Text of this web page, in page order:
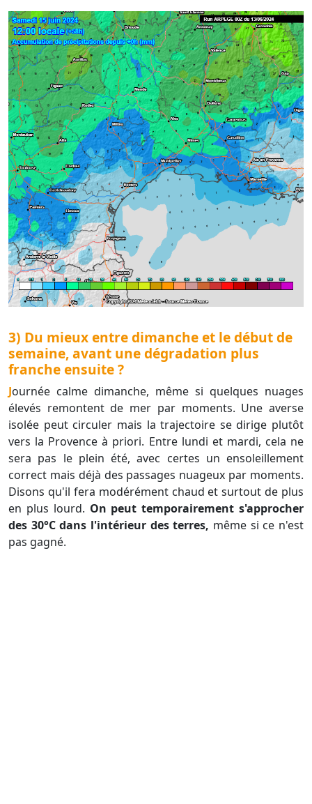
3) Du mieux entre dimanche et le début de
semaine, avant une dégradation plus
franche ensuite ?
Journée calme dimanche, même si quelques nuages
élevés remontent de mer par moments. Une averse
isolée peut circuler mais la trajectoire se dirige plutôt
vers la Provence à priori. Entre lundi et mardi, cela ne
sera pas le plein été, avec certes un ensoleillement
correct mais déjà des passages nuageux par moments.
Disons qu'il fera modérément chaud et surtout de plus
en plus lourd. On peut temporairement s'approcher
des 30°C dans l'intérieur des terres, même si ce n'est
pas gagné.